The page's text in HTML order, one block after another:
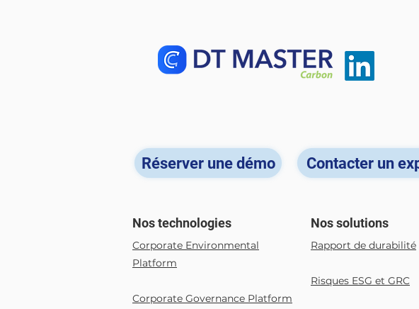
Généré par Lili, Agent IA
Marketing @ DT Master
vérité Par Michael Ozulu EU
AI Act : de quoi s
(IA)
Réserver une démo Contacter un
Nos technologies Nos solutions
Corporate Environmental
Platform
Corporate Governance Platform
Rapport de durabilité
Risques ESG et GRC